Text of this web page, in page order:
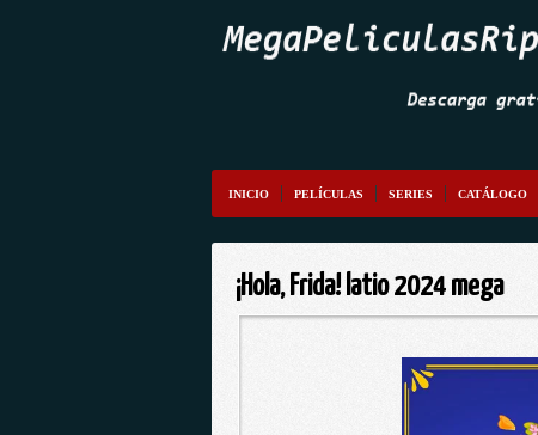
INICIO PELÍCULAS SERIES CATÁLOGO
¡Hola, Frida! latio 2024 mega